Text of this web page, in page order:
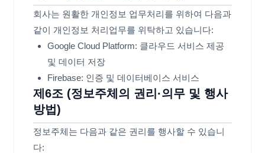
회사는 원활한 개인정보 업무처리를 위하여 다음과
같이 개인정보 처리업무를 위탁하고 있습니다:
Google Cloud Platform: 클라우드 서비스 제공
및 데이터 저장
Firebase: 인증 및 데이터베이스 서비스
제6조 (정보주체의 권리·의무 및 행사
방법)
정보주체는 다음과 같은 권리를 행사할 수 있습니
다: